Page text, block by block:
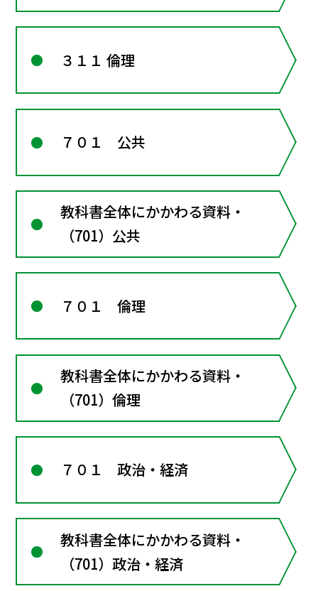
３１１ 倫理
７０１ 公共
教科書全体にかかわる資料・
（701）公共
７０１ 倫理
教科書全体にかかわる資料・
（701）倫理
７０１ 政治・経済
教科書全体にかかわる資料・
（701）政治・経済